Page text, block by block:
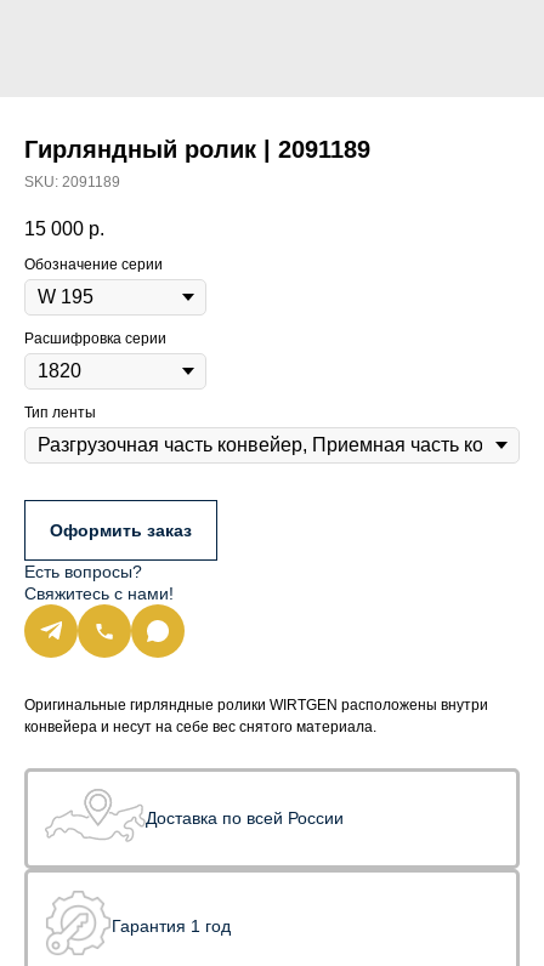
Гирляндный ролик | 2091189
SKU: 2091189
15 000 р.
Обозначение серии
Расшифровка серии
Тип ленты
Оформить заказ
Есть вопросы?
Свяжитесь с нами!
Оригинальные гирляндные ролики WIRTGEN расположены внутри
конвейера и несут на себе вес снятого материала.
Доставка по всей России
Гарантия 1 год